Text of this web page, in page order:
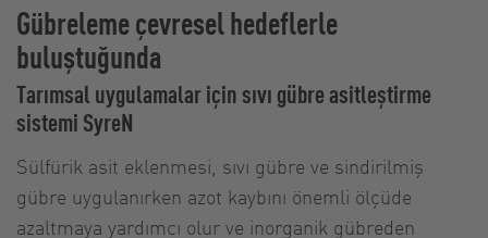
Gübreleme çevresel hedeflerle
buluştuğunda
Tarımsal uygulamalar için sıvı gübre asitleştirme
sistemi SyreN
Sülfürik asit eklenmesi, sıvı gübre ve sindirilmiş
gübre uygulanırken azot kaybını önemli ölçüde
azaltmaya yardımcı olur ve inorganik gübreden